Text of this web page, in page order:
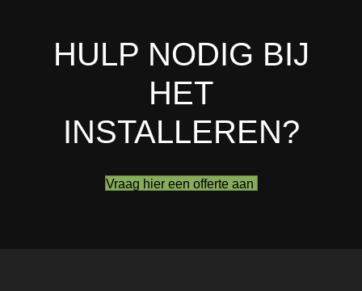
HULP NODIG BIJ
HET
INSTALLEREN?
Vraag hier een offerte aan